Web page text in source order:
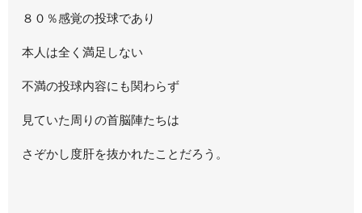
８０％感覚の投球であり
本人は全く満足しない
不満の投球内容にも関わらず
見ていた周りの首脳陣たちは
さぞかし度肝を抜かれたことだろう。